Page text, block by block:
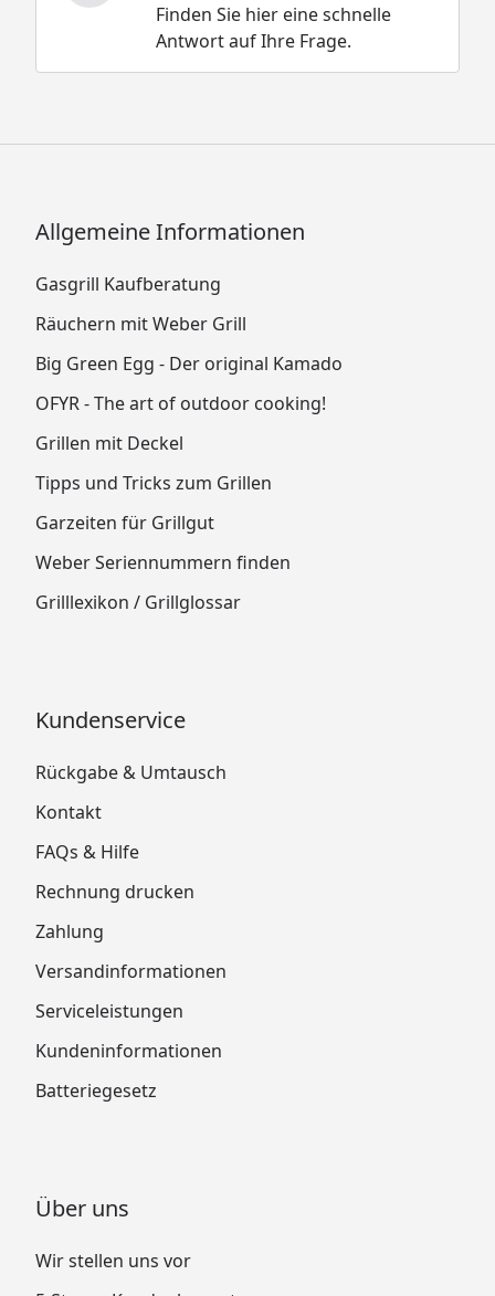
Finden Sie hier eine schnelle
Antwort auf Ihre Frage.
Allgemeine Informationen
Gasgrill Kaufberatung
Räuchern mit Weber Grill
Big Green Egg - Der original Kamado
OFYR - The art of outdoor cooking!
Grillen mit Deckel
Tipps und Tricks zum Grillen
Garzeiten für Grillgut
Weber Seriennummern finden
Grilllexikon / Grillglossar
Kundenservice
Rückgabe & Umtausch
Kontakt
FAQs & Hilfe
Rechnung drucken
Zahlung
Versandinformationen
Serviceleistungen
Kundeninformationen
Batteriegesetz
Über uns
Wir stellen uns vor